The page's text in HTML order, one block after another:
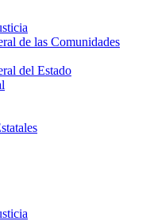
de las Comunidades
del Estado